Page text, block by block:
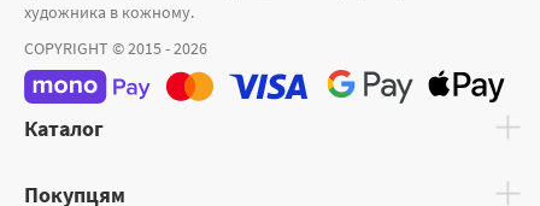
художника в кожному.
COPYRIGHT © 2015 - 2026
Каталог
Покупцям